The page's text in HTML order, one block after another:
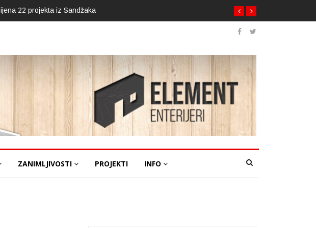
22 projekta iz Sandžaka
ZANIMLJIVOSTI PROJEKTI INFO